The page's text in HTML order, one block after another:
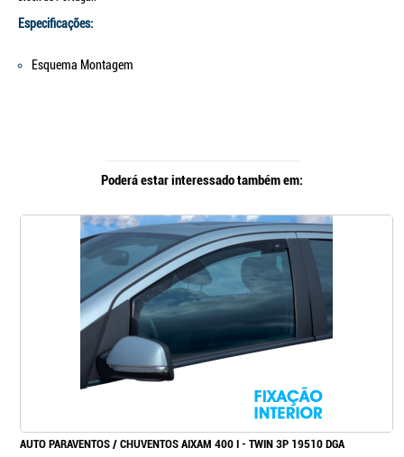
Especificações:
Esquema Montagem
Poderá estar interessado também em:
AUTO PARAVENTOS / CHUVENTOS AIXAM 400 I - TWIN 3P 19510 DGA